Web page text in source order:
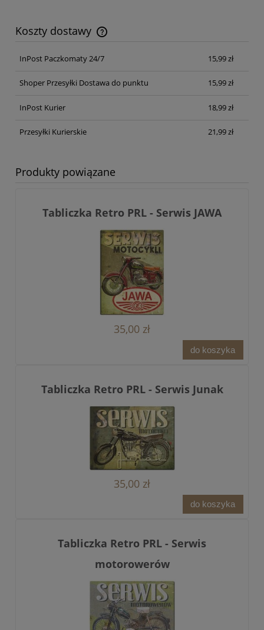
Koszty dostawy
Cena nie zawiera ewentualnych kosztów płatności
InPost Paczkomaty 24/7
15,99 zł
Shoper Przesyłki Dostawa do punktu 15,99 zł
InPost Kurier 18,99 zł
Przesyłki Kurierskie 21,99 zł
Produkty powiązane
Tabliczka Retro PRL - Serwis JAWA
35,00 zł
do koszyka
Tabliczka Retro PRL - Serwis Junak
35,00 zł
do koszyka
Tabliczka Retro PRL - Serwis
motorowerów